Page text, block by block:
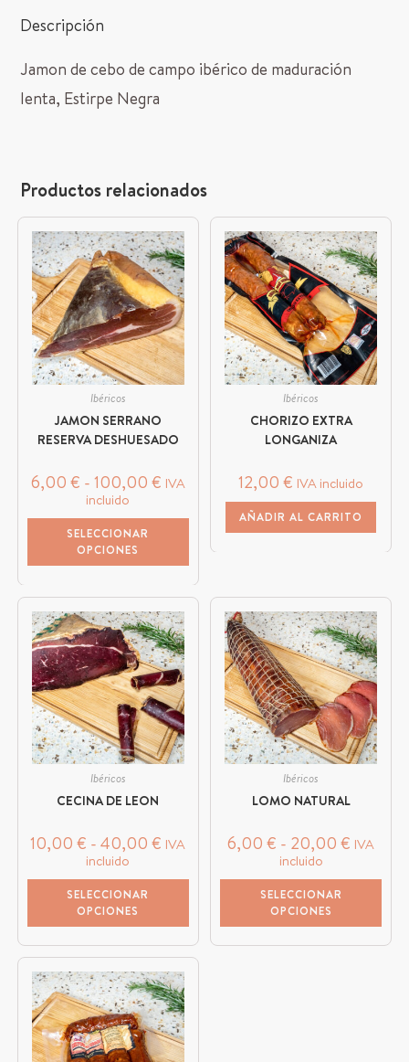
Descripción
Jamon de cebo de campo ibérico de maduración
lenta, Estirpe Negra
Productos relacionados
Ibéricos
JAMON SERRANO
RESERVA DESHUESADO
6,00 € - 100,00 € IVA
incluido
SELECCIONAR
OPCIONES
Ibéricos
CHORIZO EXTRA
LONGANIZA
12,00€ IVA incluido
AÑADIR AL CARRITO
Ibéricos
CECINA DE LEON
10,00€ - 40,00€ IVA
incluido
SELECCIONAR
OPCIONES
Ibéricos
LOMO NATURAL
6,00€ - 20,00€ IVA
incluido
SELECCIONAR
OPCIONES